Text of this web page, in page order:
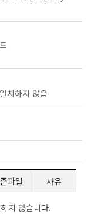
치하지 않음
파일 사유
지 않습니다.